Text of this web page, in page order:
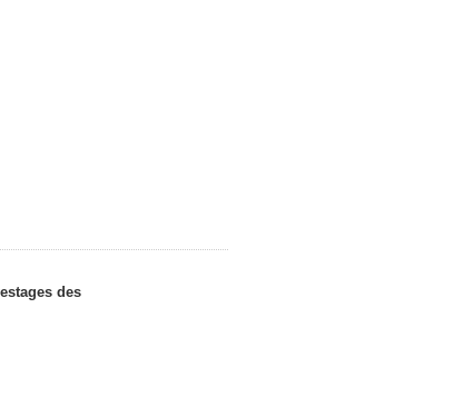
des